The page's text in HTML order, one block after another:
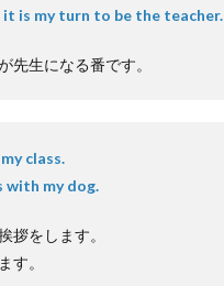
is my turn to be the teacher.
先生になる番です。
class.
with my dog.
拶をします。
す。